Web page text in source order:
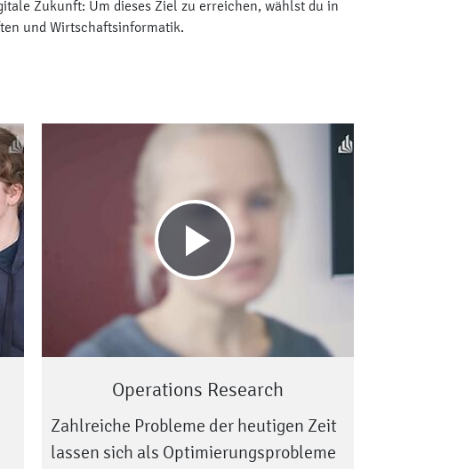
Zukunft: Um dieses Ziel zu erreichen, wählst du in
und Wirtschaftsinformatik.
Play
video
Operations Research
Zahlreiche Probleme der heutigen Zeit
lassen sich als Optimierungsprobleme